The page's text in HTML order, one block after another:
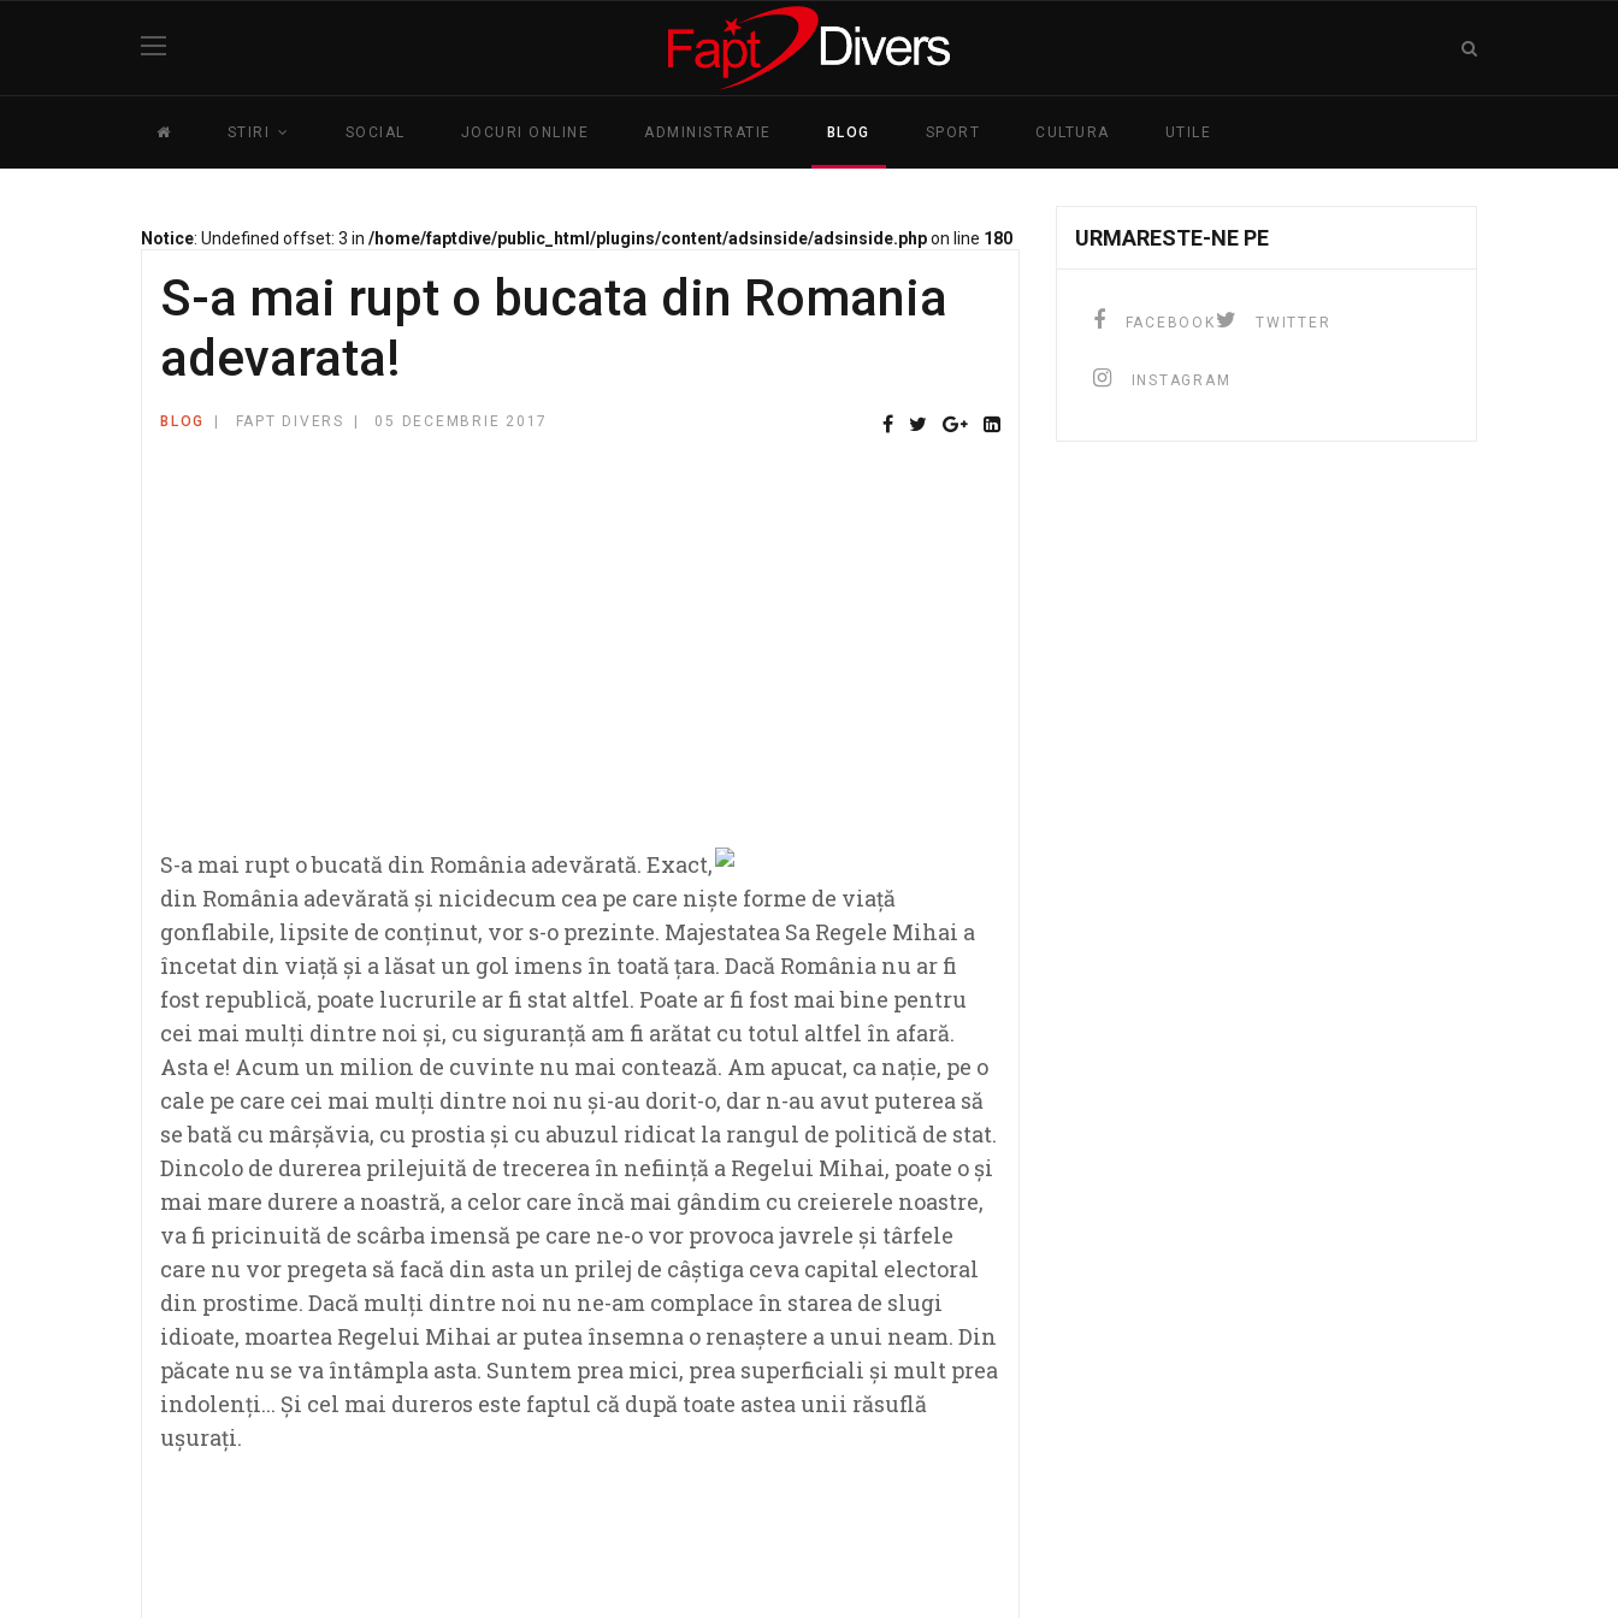
STIRI SOCIAL JOCURI ONLINE ADMINISTRATIE BLOG SPORT CULTURA UTILE
Notice: Undefined offset: 3 in /home/faptdive/public_html/plugins/content/adsinside/adsinside.phpon line 180
S-a mai rupt o bucata din Romania
adevarata!
BLOG FAPT DIVERS 05 DECEMBRIE 2017
S-a mai rupt o bucată din România adevărată. Exact,
din România adevărată și nicidecum cea pe care niște forme de viață
gonflabile, lipsite de conținut, vor s-o prezinte. Majestatea Sa Regele Mihai a
încetat din viață și a lăsat un gol imens în toată țara. Dacă România nu ar fi
fost republică, poate lucrurile ar fi stat altfel. Poate ar fi fost mai bine pentru
cei mai mulți dintre noi și, cu siguranță am fi arătat cu totul altfel în afară.
Asta e! Acum un milion de cuvinte nu mai contează. Am apucat, ca nație, pe o
cale pe care cei mai mulți dintre noi nu și-au dorit-o, dar n-au avut puterea să
se bată cu mârșăvia, cu prostia și cu abuzul ridicat la rangul de politică de stat.
Dincolo de durerea prilejuită de trecerea în neființă a Regelui Mihai, poate o și
mai mare durere a noastră, a celor care încă mai gândim cu creierele noastre,
va fi pricinuită de scârba imensă pe care ne-o vor provoca javrele și târfele
care nu vor pregeta să facă din asta un prilej de câștiga ceva capital electoral
din prostime. Dacă mulți dintre noi nu ne-am complace în starea de slugi
idioate, moartea Regelui Mihai ar putea însemna o renaștere a unui neam. Din
păcate nu se va întâmpla asta. Suntem prea mici, prea superficiali și mult prea
indolenți... Și cel mai dureros este faptul că după toate astea unii răsuflă
ușurați.
URMARESTE-NE PE
FACEBOOK TWITTER
INSTAGRAM